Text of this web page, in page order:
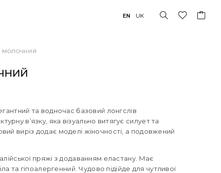
EN UK
МОЛОЧНИЙ
та водночас базовий лонгслів
в’язку, яка візуально витягує силует та
виріз додає моделі жіночності, а подовжений
пряжі з додаванням еластану. Має
та гіпоалергенний. Чудово підійде для чутливої